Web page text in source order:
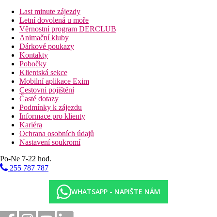
kavárna
bar na pláži
bar u bazénu
bar u aquaparku
diskotéka
SPA centrum
Wi-Fi (zdarma)
2 bazény (lehátka, slunečníky a osušky zdarma)
aquapark (lehátka, slunečníky a osušky zdarma)
2 dětské bazény (lehátka, slunečníky a osušky zdarma)
vnitřní bazén (lehátka a osušky zdarma)
dětský vnitřní bazén (lehátka a osušky zdarma)
dětský klub (pro děti od 4 do 12 let)
fitness
tenisový kurt
obchod se suvenýry
3 konferenční místnosti
dřevěné molo
lehátka, slunečníky a osušky zdarma
plážový bar
Last minute zájezdy
Letní dovolená u moře
Věrnostní program DERCLUB
Animační kluby
Dárkové poukazy
Kontakty
Pobočky
Klientská sekce
Mobilní aplikace Exim
Cestovní pojištění
Časté dotazy
Podmínky k zájezdu
Informace pro klienty
Kariéra
Ochrana osobních údajů
Nastavení soukromí
Po-Ne 7-22 hod.
255 787 787
WHATSAPP - NAPIŠTE NÁM